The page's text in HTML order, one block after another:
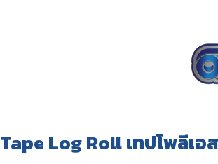
Log Roll เทปโพลีเ